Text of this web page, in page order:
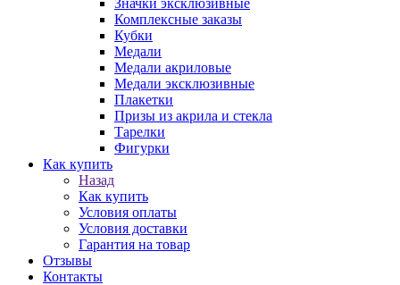
Значки эксклюзивные
Комплексные заказы
Кубки
Медали
Медали акриловые
Медали эксклюзивные
Плакетки
Призы из акрила и стекла
Тарелки
Фигурки
Как купить
Назад
Как купить
Условия оплаты
Условия доставки
Гарантия на товар
Отзывы
Контакты